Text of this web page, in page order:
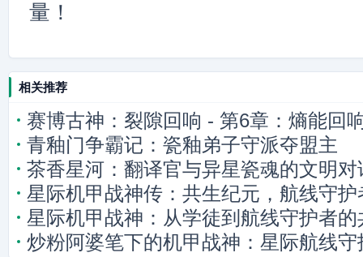
量！
相关推荐
赛博古神：裂隙回响 - 第6章：熵能回
青釉门争霸记：瓷釉弟子守派夺盟主
茶香星河：翻译官与异星瓷魂的文明对
星际机甲战神传：共生纪元，航线守护
星际机甲战神：从学徒到航线守护者的
炒粉阿婆笔下的机甲战神：星际航线守